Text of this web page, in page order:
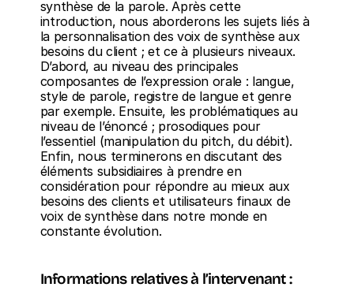
synthèse de la parole. Après cette
introduction, nous aborderons les sujets liés à
la personnalisation des voix de synthèse aux
besoins du client ; et ce à plusieurs niveaux.
D’abord, au niveau des principales
composantes de l’expression orale : langue,
style de parole, registre de langue et genre
par exemple. Ensuite, les problématiques au
niveau de l’énoncé ; prosodiques pour
l’essentiel (manipulation du pitch, du débit).
Enfin, nous terminerons en discutant des
éléments subsidiaires à prendre en
considération pour répondre au mieux aux
besoins des clients et utilisateurs finaux de
voix de synthèse dans notre monde en
constante évolution.
Informations relatives à l’intervenant :